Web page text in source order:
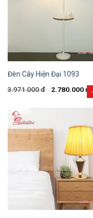
Đèn Cây Hiện Đại 1093
3.971.000đ 2.780.000đ